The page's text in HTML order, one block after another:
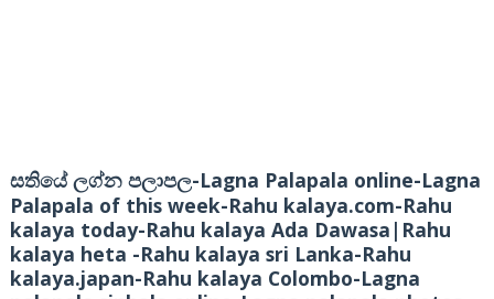
සතියේ ලග්න පලාපල-Lagna Palapala online-Lagna
Palapala of this week-Rahu kalaya.com-Rahu
kalaya today-Rahu kalaya Ada Dawasa|Rahu
kalaya heta -Rahu kalaya sri Lanka-Rahu
kalaya.japan-Rahu kalaya Colombo-Lagna